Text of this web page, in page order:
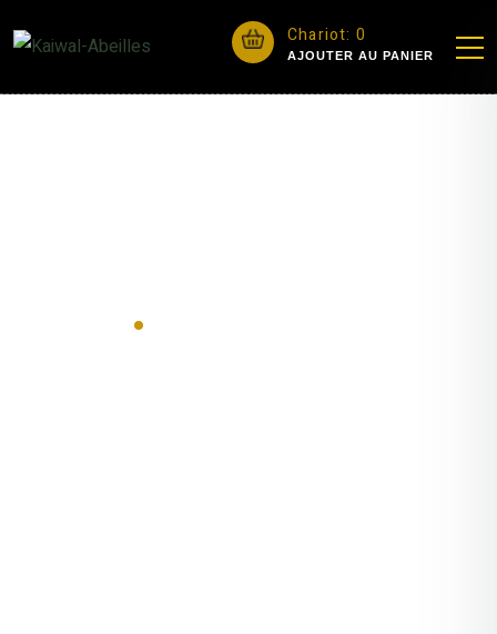
Chariot: 0
AJOUTER AU PANIER
.